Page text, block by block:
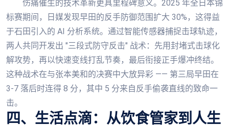
伤痛催生的技术革新更具里程碑意义。2025 年全日本锦
标赛期间，日媒发现早田的反手防御范围扩大 30%，这得益
于石田引入的 AI 分析系统。通过智能传感器捕捉击球轨迹，
两人共同开发出 "三段式防守反击" 战术：先用封堵式击球化
解攻势，再以快速变线打乱节奏，最后衔接正手爆冲终结。
这种战术在与张本美和的决赛中大放异彩 —— 第三局早田在
3-7 落后时连得 8 分，其中 5 分来自反手偷袭直线的致命一
击。
四、生活点滴：从饮食管家到人生